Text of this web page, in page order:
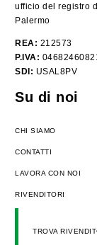
ufficio del registro
Palermo
REA: 212573
P.IVA:
SDI: USAL8PV
Su di noi
CHI SIAMO
CONTATTI
LAVORA CON NOI
RIVENDITORI
TROVA